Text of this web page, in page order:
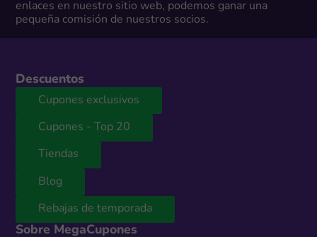
enlaces en nuestro sitio web, podemos ganar una
pequeña comisión de nuestros socios.
Descuentos
Cupones exclusivos
Cupones - Top 20
Tiendas
Blog
Rebajas de temporada
Sobre MegaCupones